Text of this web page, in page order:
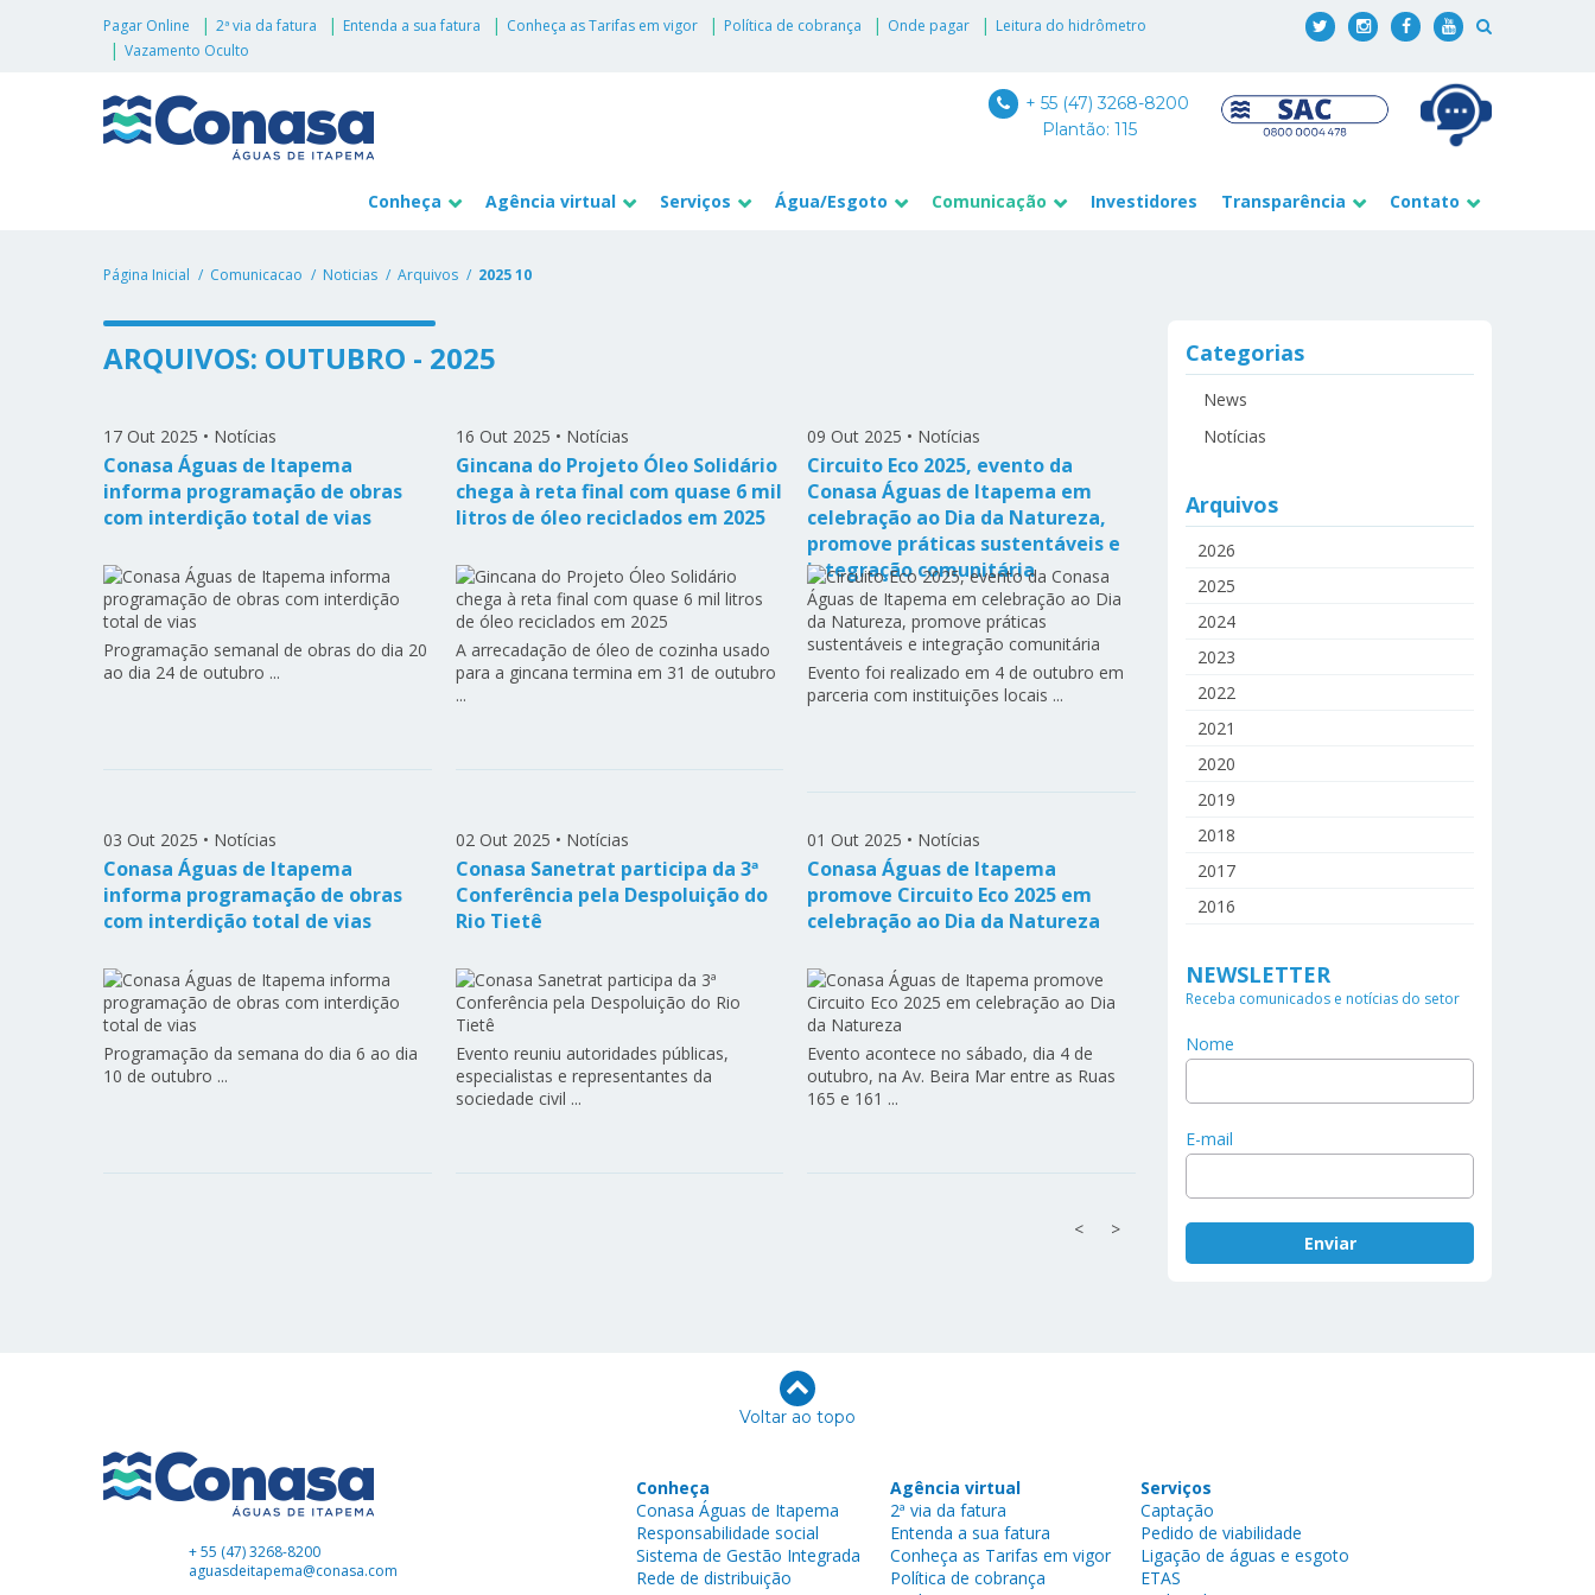
Pagar Online 2ª via da fatura Entenda a sua fatura Conheça as Tarifas em vigor Política de cobrança Onde pagar
Leitura do hidrômetro
Vazamento Oculto
+ 55 (47) 3268-8200
Plantão: 115
Conheça Agência virtual Serviços Água/Esgoto Comunicação Investidores Transparência Contato
Página Inicial Comunicacao Noticias Arquivos 2025 10
ARQUIVOS: OUTUBRO - 2025
17 Out 2025 • Notícias
Conasa Águas de Itapema
informa programação de obras
com interdição total de vias
Programação semanal de obras do dia 20
ao dia 24 de outubro ...
16 Out 2025 • Notícias
Gincana do Projeto Óleo Solidário
chega à reta final com quase 6 mil
litros de óleo reciclados em 2025
A arrecadação de óleo de cozinha usado
para a gincana termina em 31 de outubro
...
09 Out 2025 • Notícias
Circuito Eco 2025, evento da
Conasa Águas de Itapema em
celebração ao Dia da Natureza,
promove práticas sustentáveis e
integração comunitária
Evento foi realizado em 4 de outubro em
parceria com instituições locais ...
03 Out 2025 • Notícias
Conasa Águas de Itapema
informa programação de obras
com interdição total de vias
Programação da semana do dia 6 ao dia
10 de outubro ...
02 Out 2025 • Notícias
Conasa Sanetrat participa da 3ª
Conferência pela Despoluição do
Rio Tietê
Evento reuniu autoridades públicas,
especialistas e representantes da
sociedade civil ...
01 Out 2025 • Notícias
Conasa Águas de Itapema
promove Circuito Eco 2025 em
celebração ao Dia da Natureza
Evento acontece no sábado, dia 4 de
outubro, na Av. Beira Mar entre as Ruas
165 e 161 ...
< >
Categorias
News
Notícias
Arquivos
2026
2025
2024
2023
2022
2021
2020
2019
2018
2017
2016
NEWSLETTER
Receba comunicados e notícias do setor
Nome
E-mail
Voltar ao topo
+ 55 (47) 3268-8200
aguasdeitapema@conasa.com
Conheça
Conasa Águas de Itapema
Responsabilidade social
Sistema de Gestão Integrada
Rede de distribuição
Agência virtual
2ª via da fatura
Entenda a sua fatura
Conheça as Tarifas em vigor
Política de cobrança
Serviços
Captação
Pedido de viabilidade
Ligação de águas e esgoto
ETAS